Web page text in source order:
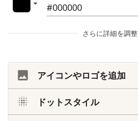
さらに詳細を調整
アイコンやロゴを追加
ドットスタイル